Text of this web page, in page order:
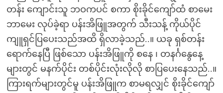
တန်း ကျောင်းသူ ဘဝကပင် စကာ စိုးခိုင်ကျော်ထံ စာမေး
ဘာမေး လုပ်ခဲ့ရာ ပန်းအိဖြူအတွက် သီးသန့် ကိုယ်ပိုင်
ကျူရှင်ပြပေးသည်အထိ ရှိလာခဲ့သည်..။ ယခု ရှစ်တန်း
ရောက်နေပြီ ဖြစ်သော ပန်းအိဖြူကို စနေ ၊ တနင်္ဂနွေနေ့
များတွင် မနက်ပိုင်း တစ်ပိုင်းလုံးလိုလို စာပြပေးနေသည်..။
ကြားရက်များတွင်မူ ပန်းအိဖြူက စာမရလျှင် စိုးခိုင်ကျော်